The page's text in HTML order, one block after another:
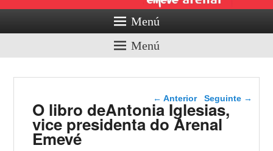
Menú
Menú
Navegador de artigos
← Anterior Seguinte →
O libro deAntonia Iglesias,
vice presidenta do Arenal
Emevé